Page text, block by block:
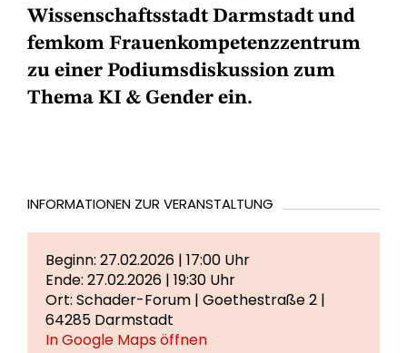
Wissenschaftsstadt Darmstadt und
femkom Frauenkompetenzzentrum
zu einer Podiumsdiskussion zum
Thema KI & Gender ein.
INFORMATIONEN ZUR VERANSTALTUNG
Beginn: 27.02.2026 | 17:00 Uhr
Ende: 27.02.2026 | 19:30 Uhr
Ort: Schader-Forum | Goethestraße 2 |
64285 Darmstadt
In Google Maps öffnen